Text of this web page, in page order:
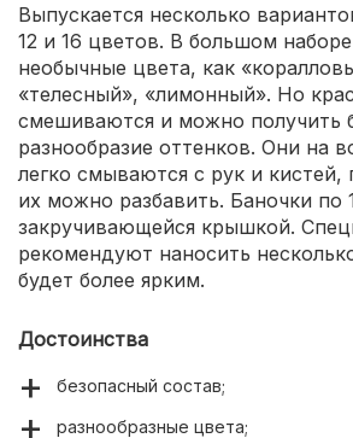
Выпускается несколько
12 и 16 цветов. В большом наборе
необычные цвета, как
«телесный», «лимонный». Но
смешиваются и можно получить
разнообразие оттенков. Они на
легко смываются с рук и кистей,
их можно разбавить. Баночки по
закручивающейся крышкой.
рекомендуют наносить
будет более ярким.
Достоинства
безопасный состав;
разнообразные цвета;